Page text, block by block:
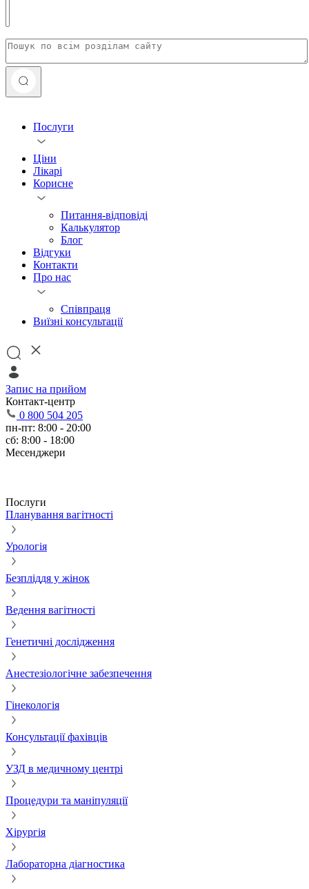
Послуги
Ціни
Лікарі
Корисне
Питання-відповіді
Калькулятор
Блог
Відгуки
Контакти
Про нас
Співпраця
Виїзні консультації
Запис на прийом
Контакт-центр
0 800 504 205
пн-пт: 8:00 - 20:00
сб: 8:00 - 18:00
Месенджери
Послуги
Планування вагітності
Урологія
Безпліддя у жінок
Ведення вагітності
Генетичні дослідження
Анестезіологічне забезпечення
Гінекологія
Консультації фахівців
УЗД в медичному центрі
Процедури та маніпуляції
Хірургія
Лабораторна діагностика